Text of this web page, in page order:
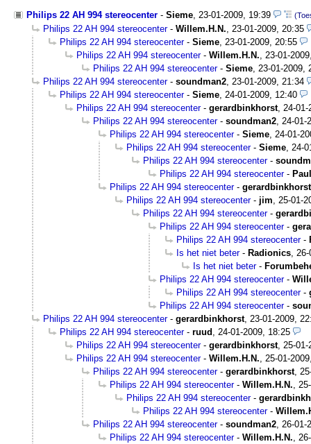
Philips 22 AH 994 stereocenter - Sieme 23-01-2009, 19:39
Philips 22 AH 994 stereocenter- Willem.H.N.
23-01-2009, 20:35
Philips 22 AH 994 stereocenter- Sieme 23-01-2009, 20:55
Philips 22 AH 994 stereocenter- Willem.H.N.
23-01-
Philips 22 AH 994 stereocenter- Sieme 23-01-2009,
Philips 22 AH 994 stereocenter- soundman2 23-01-2009, 21:34
Philips 22 AH 994 stereocenter- Sieme 24-01-2009, 12:40
Philips 22 AH 994 stereocenter- gerardbinkhorst, 24-
Philips 22 AH 994 stereocenter- soundman2 24-01-
Philips 22 AH 994 stereocenter- Sieme 24-01-
Philips 22 AH 994 stereocenter- Sieme 24-
Philips 22 AH 994 stereocenter-
Philips 22 AH 994 stereocenter-
Philips 22 AH 994 stereocenter- gerardbinkhorst
Philips 22 AH 994 stereocenter- jim
25-01-
Philips 22 AH 994 stereocenter-
Philips 22 AH 994 stereocenter-
Philips 22 AH 994 stereocenter-
Is het niet beter- Radionics
Is het niet beter-
Philips 22 AH 994 stereocenter-
Philips 22 AH 994 stereocenter-
Philips 22 AH 994 stereocenter-
Philips 22 AH 994 stereocenter- gerardbinkhorst, 23-01-2009,
Philips 22 AH 994 stereocenter- ruud
24-01-2009, 18:25
Philips 22 AH 994 stereocenter- gerardbinkhorst, 25-
Philips 22 AH 994 stereocenter- Willem.H.N.
25-01-
Philips 22 AH 994 stereocenter- gerardbinkhorst,
Philips 22 AH 994 stereocenter- Willem.H.N.
Philips 22 AH 994 stereocenter-
Philips 22 AH 994 stereocenter-
Philips 22 AH 994 stereocenter- soundman2 26-01-
Philips 22 AH 994 stereocenter- Willem.H.N.